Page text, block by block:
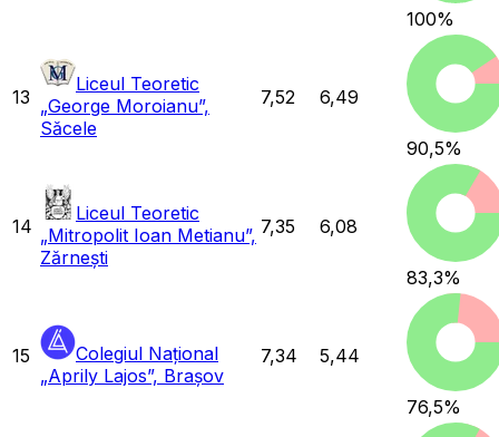
100%
13
Liceul Teoretic
„George Moroianu”,
Săcele
7,52 6,49
90,5%
14
Liceul Teoretic
„Mitropolit Ioan Metianu”,
Zărnești
7,35 6,08
83,3%
15
Colegiul Național
„Aprily Lajos”, Brașov
7,34 5,44
76,5%